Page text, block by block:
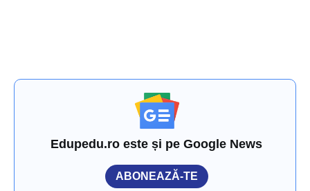
Edupedu.ro este și pe Google News
ABONEAZĂ-TE